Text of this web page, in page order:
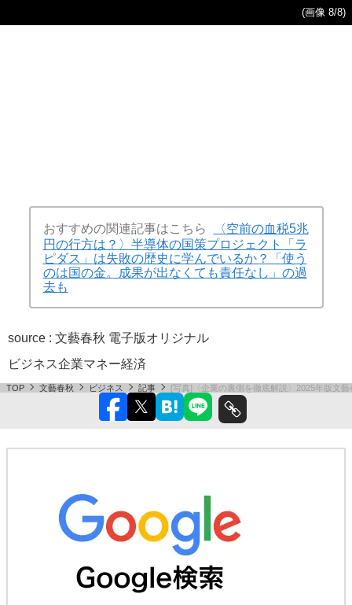
(画像 8/8)
おすすめの関連記事はこちら
〈空前の血税5兆
円の行方は？〉半導体の国策プロジェクト「ラ
ピダス」は失敗の歴史に学んでいるか？「使う
のは国の金。成果が出なくても責任なし」の過
去も
source : 文藝春秋 電子版オリジナル
ビジネス企業マネー経済
TOP 文藝春秋 ビジネス 記事 [写真]〈企業の裏側を徹底解説〉2025年版文